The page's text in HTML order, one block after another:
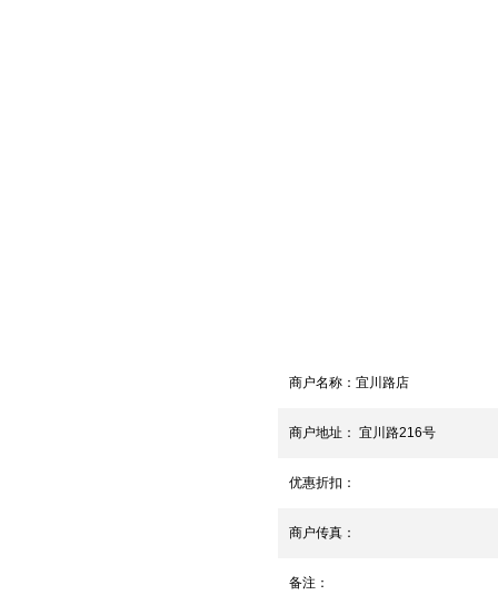
商户名称： 宜川路店
商户地址： 宜川路216号
优惠折扣：
商户传真：
备注：